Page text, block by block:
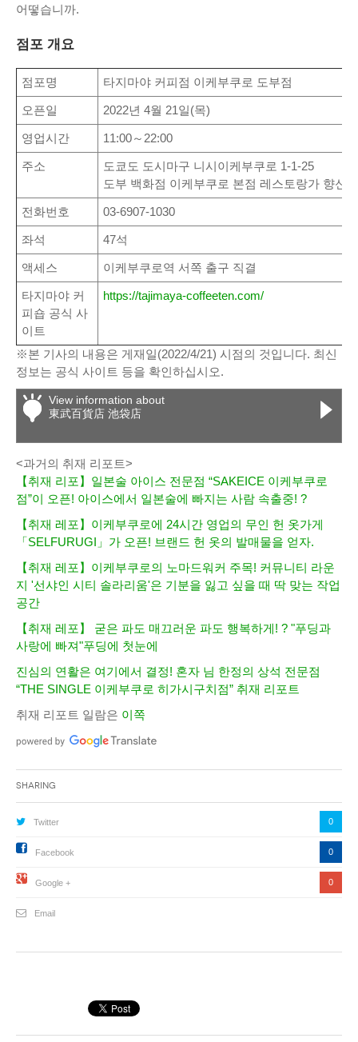
어떻습니까.
점포 개요
점포명 타지마야 커피점 이케부쿠로 도부점
오픈일 2022년 4월 21일(목)
영업시간 11:00～22:00
주소
도쿄도 도시마구 니시이케부쿠로 1-1-25
도부 백화점 이케부쿠로 본점 레스토랑가 향신
전화번호 03-6907-1030
좌석 47석
액세스 이케부쿠로역 서쪽 출구 직결
타지마야 커
피숍 공식 사
이트
https://tajimaya-coffeeten.com/
※본 기사의 내용은 게재일(2022/4/21) 시점의 것입니다. 최신
정보는 공식 사이트 등을 확인하십시오.
View information about
東武百貨店 池袋店
<과거의 취재 리포트>
【취재 리포】일본술 아이스 전문점 “SAKEICE 이케부쿠로
점”이 오픈! 아이스에서 일본술에 빠지는 사람 속출중! ?
【취재 레포】이케부쿠로에 24시간 영업의 무인 헌 옷가게
「SELFURUGI」가 오픈! 브랜드 헌 옷의 발매물을 얻자.
【취재 레포】이케부쿠로의 노마드워커 주목! 커뮤니티 라운
지 '선샤인 시티 솔라리움'은 기분을 잃고 싶을 때 딱 맞는 작업
공간
【취재 레포】 굳은 파도 매끄러운 파도 행복하게! ? "푸딩과
사랑에 빠져"푸딩에 첫눈에
진심의 연활은 여기에서 결정! 혼자 님 한정의 상석 전문점
“THE SINGLE 이케부쿠로 히가시구치점” 취재 리포트
취재 리포트 일람은 이쪽
Sharing
Twitter 0
Facebook 0
Google + 0
Email